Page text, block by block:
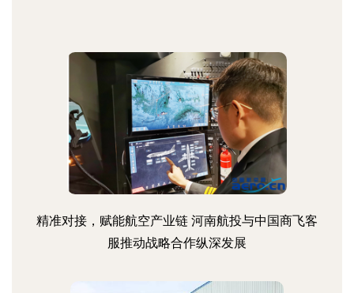
精准对接，赋能航空产业链 河南航投与中国商飞客
服推动战略合作纵深发展